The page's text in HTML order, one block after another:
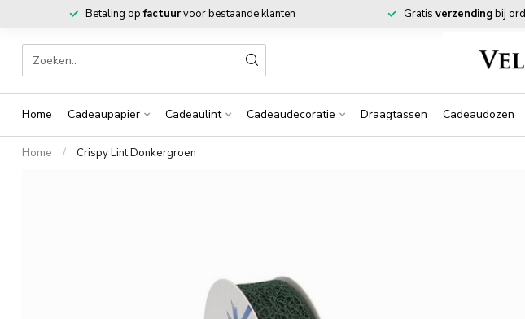
Betaling opfactuurvoor bestaande klanten Gratis verzendingbij
Home Cadeaupapier Cadeaulint Cadeaudecoratie Draagtassen Cadeaudozen
Home / Crispy Lint Donkergroen